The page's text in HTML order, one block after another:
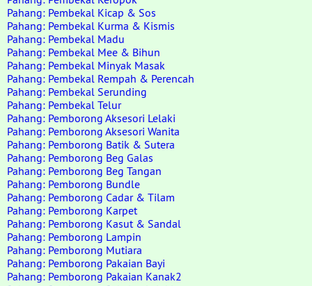
Pahang: Pembekal Kicap & Sos
Pahang: Pembekal Kurma & Kismis
Pahang: Pembekal Madu
Pahang: Pembekal Mee & Bihun
Pahang: Pembekal Minyak Masak
Pahang: Pembekal Rempah & Perencah
Pahang: Pembekal Serunding
Pahang: Pembekal Telur
Pahang: Pemborong Aksesori Lelaki
Pahang: Pemborong Aksesori Wanita
Pahang: Pemborong Batik & Sutera
Pahang: Pemborong Beg Galas
Pahang: Pemborong Beg Tangan
Pahang: Pemborong Bundle
Pahang: Pemborong Cadar & Tilam
Pahang: Pemborong Karpet
Pahang: Pemborong Kasut & Sandal
Pahang: Pemborong Lampin
Pahang: Pemborong Mutiara
Pahang: Pemborong Pakaian Bayi
Pahang: Pemborong Pakaian Kanak2